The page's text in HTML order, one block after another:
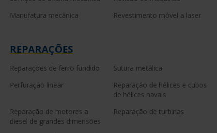
Manufatura mecânica
Revestimento móvel a laser
REPARAÇÕES
Reparações de ferro fundido
Sutura metálica
Perfuração linear
Reparação de hélices e cubos
de hélices navais
Reparação de motores a
diesel de grandes dimensões
Reparação de turbinas